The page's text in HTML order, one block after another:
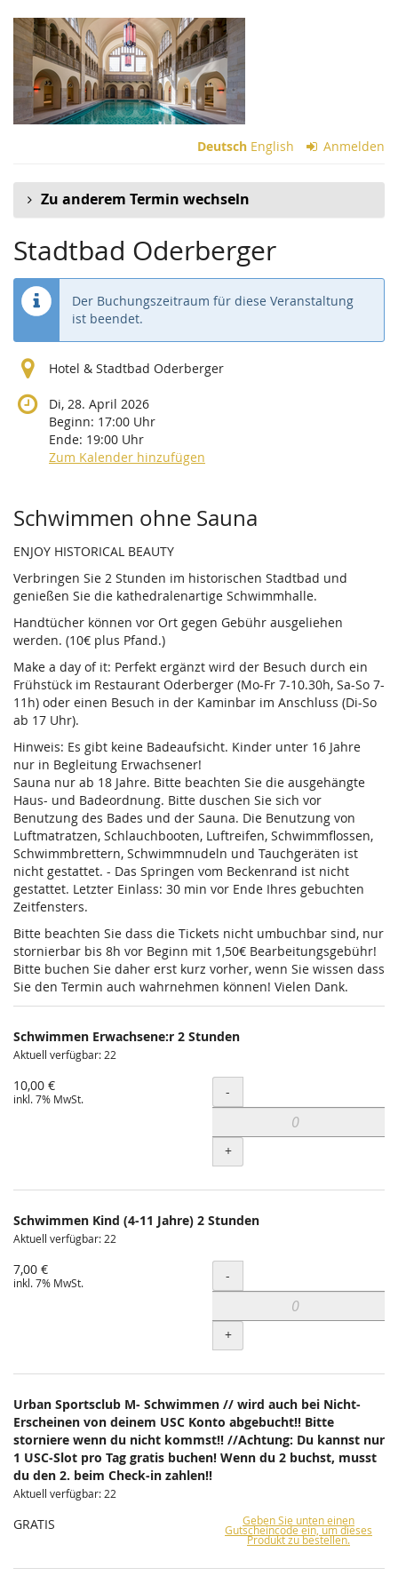
Zum
Haupt-
Inhalt
springen
Deutsch English Anmelden
Zu anderem Termin wechseln
Stadtbad Oderberger
Der Buchungszeitraum für diese Veranstaltung
ist beendet.
Hotel & Stadtbad Oderberger
Di, 28. April 2026
Beginn: 17:00 Uhr
Ende: 19:00 Uhr
Zum Kalender hinzufügen
Produkte
Schwimmen ohne Sauna
ENJOY HISTORICAL BEAUTY
Verbringen Sie 2 Stunden im historischen Stadtbad und
genießen Sie die kathedralenartige Schwimmhalle.
Handtücher können vor Ort gegen Gebühr ausgeliehen
werden. (10€ plus Pfand.)
Make a day of it: Perfekt ergänzt wird der Besuch durch ein
Frühstück im Restaurant Oderberger (Mo-Fr 7-10.30h, Sa-So 7-
11h) oder einen Besuch in der Kaminbar im Anschluss (Di-So
ab 17 Uhr).
Hinweis: Es gibt keine Badeaufsicht. Kinder unter 16 Jahre
nur in Begleitung Erwachsener!
Sauna nur ab 18 Jahre. Bitte beachten Sie die ausgehängte
Haus- und Badeordnung. Bitte duschen Sie sich vor
Benutzung des Bades und der Sauna. Die Benutzung von
Luftmatratzen, Schlauchbooten, Luftreifen, Schwimmflossen,
Schwimmbrettern, Schwimmnudeln und Tauchgeräten ist
nicht gestattet. - Das Springen vom Beckenrand ist nicht
gestattet. Letzter Einlass: 30 min vor Ende Ihres gebuchten
Zeitfensters.
Bitte beachten Sie dass die Tickets nicht umbuchbar sind, nur
stornierbar bis 8h vor Beginn mit 1,50€ Bearbeitungsgebühr!
Bitte buchen Sie daher erst kurz vorher, wenn Sie wissen dass
Sie den Termin auch wahrnehmen können! Vielen Dank.
Schwimmen Erwachsene:r 2 Stunden
Aktuell verfügbar: 22
10,00 €
inkl. 7% MwSt. Menge
-
+
Schwimmen Kind (4-11 Jahre) 2 Stunden
Aktuell verfügbar: 22
7,00 €
inkl. 7% MwSt. Menge
-
+
Urban Sportsclub M- Schwimmen // wird auch bei Nicht-
Erscheinen von deinem USC Konto abgebucht!! Bitte
storniere wenn du nicht kommst!! //Achtung: Du kannst nur
1 USC-Slot pro Tag gratis buchen! Wenn du 2 buchst, musst
du den 2. beim Check-in zahlen!!
Aktuell verfügbar: 22
GRATIS Geben Sie unten einen
Gutscheincode ein, um dieses
Produkt zu bestellen.